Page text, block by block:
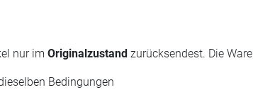
nur im Originalzustand zurücksendest. Die
Bedingungen